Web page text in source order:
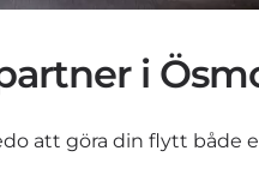
i
att göra din flytt både